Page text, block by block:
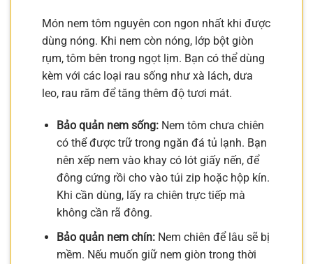
Món nem tôm nguyên con ngon nhất khi được
dùng nóng. Khi nem còn nóng, lớp bột giòn
rụm, tôm bên trong ngọt lịm. Bạn có thể dùng
kèm với các loại rau sống như xà lách, dưa
leo, rau răm để tăng thêm độ tươi mát.
Bảo quản nem sống:Nem tôm chưa chiên
có thể được trữ trong ngăn đá tủ lạnh. Bạn
nên xếp nem vào khay có lót giấy nến, để
đông cứng rồi cho vào túi zip hoặc hộp kín.
Khi cần dùng, lấy ra chiên trực tiếp mà
không cần rã đông.
Bảo quản nem chín:Nem chiên để lâu sẽ bị
mềm. Nếu muốn giữ nem giòn trong thời